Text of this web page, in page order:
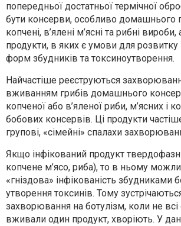
попередньої достатньої термічної
бути консерви, особливо домашнього
копчені, в’ялені м’ясні та рибні
продукти, в яких є умови для розвитку
форм збудників та токсиноутворення.
Найчастіше реєструються
вживанням грибів домашнього
копченої або в’яленої риби, м’ясних і
бобових консервів. Ці продукти
групові, «сімейні» спалахи
Якщо інфікований продукт
копчене м’ясо, риба), то в ньому
«гніздова» інфікованість збудниками
утворення токсинів. Тому
захворювання на ботулізм, коли не всі
вживали один продукт, хворіють. У